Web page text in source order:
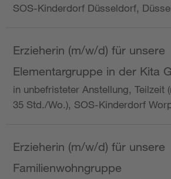
SOS-Kinderdorf Düsseldorf,
Erzieherin (m/w/d) für unsere
Elementargruppe in der Kita
in unbefristeter Anstellung, Teilzeit
35 Std./Wo.), SOS-Kinderdorf
Erzieherin (m/w/d) für unsere
Familienwohngruppe